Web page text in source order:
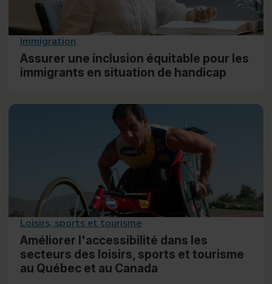
Immigration
Assurer une inclusion équitable pour les
immigrants en situation de handicap
Loisirs, sports et tourisme
Améliorer l'accessibilité dans les
secteurs des loisirs, sports et tourisme
au Québec et au Canada